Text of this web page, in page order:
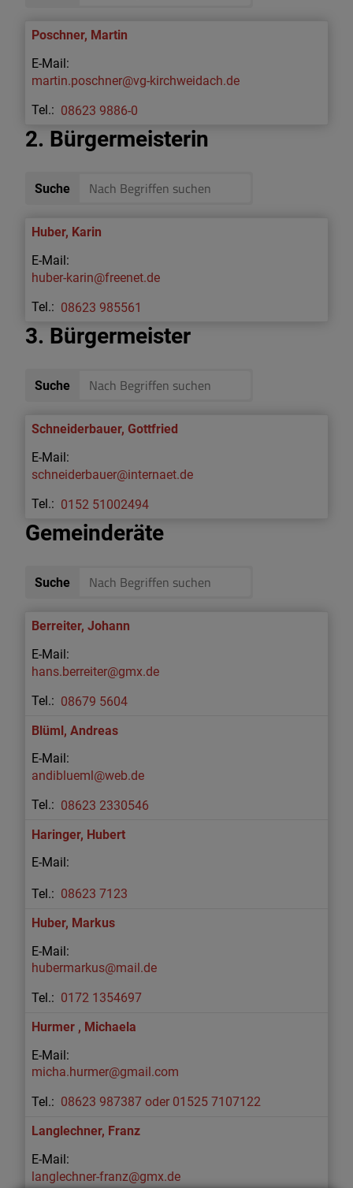
Poschner, Martin
martin.poschner@vg-kirchweidach.de
08623 9886-0
2. Bürgermeisterin
Suche
Huber, Karin
huber-karin@freenet.de
08623 985561
3. Bürgermeister
Suche
Schneiderbauer, Gottfried
schneiderbauer@internaet.de
0152 51002494
Gemeinderäte
Suche
Berreiter, Johann
hans.berreiter@gmx.de
08679 5604
Blüml, Andreas
andiblueml@web.de
08623 2330546
Haringer, Hubert
08623 7123
Huber, Markus
hubermarkus@mail.de
0172 1354697
Hurmer , Michaela
micha.hurmer@gmail.com
08623 987387 oder 01525 7107122
Langlechner, Franz
langlechner-franz@gmx.de